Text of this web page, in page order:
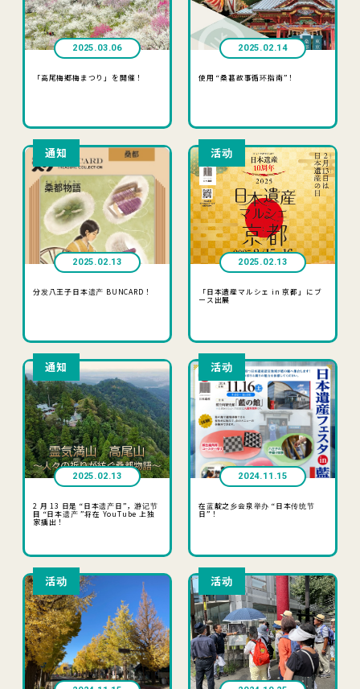
2025.03.06
「高尾梅郷梅まつり」を開催！
2025.02.14
使用 “桑葚故事循环指南”！
通知
2025.02.13
分发八王子日本遗产 BUNCARD！
活动
2025.02.13
「日本遺産マルシェ in 京都」にブ
ース出展
通知
2025.02.13
2 月 13 日是 “日本遗产日”，游记节
目 “日本遗产 ”将在 YouTube 上独
家播出！
活动
2024.11.15
在蓝靛之乡会泉举办 “日本传统节
日”！
活动 活动